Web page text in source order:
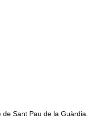
Sant Pau de la